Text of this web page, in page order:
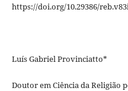
https://doi.org/10.29386/
Luís Gabriel Provinciatto*
Doutor em Ciência da Religião